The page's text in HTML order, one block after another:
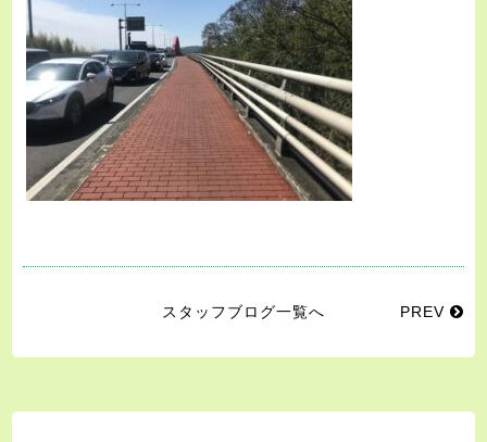
スタッフブログ一覧へ PREV